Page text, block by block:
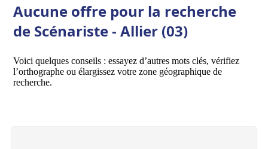
Aucune offre pour la recherche
de Scénariste - Allier (03)
Voici quelques conseils : essayez d’autres mots clés, vérifiez
l’orthographe ou élargissez votre zone géographique de
recherche.